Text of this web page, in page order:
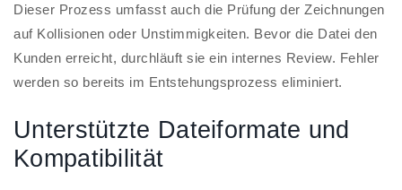
Dieser Prozess umfasst auch die Prüfung der Zeichnungen
auf Kollisionen oder Unstimmigkeiten. Bevor die Datei den
Kunden erreicht, durchläuft sie ein internes Review. Fehler
werden so bereits im Entstehungsprozess eliminiert.
Unterstützte Dateiformate und
Kompatibilität